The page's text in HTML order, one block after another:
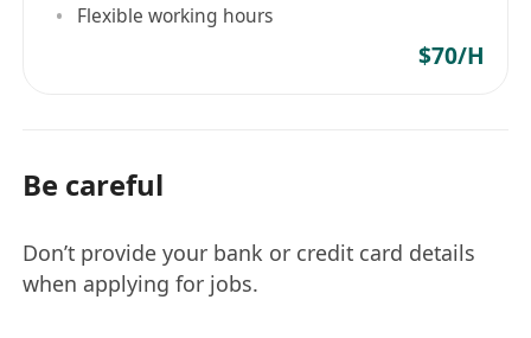
Flexible working hours
$70/H
Be careful
Don’t provide your bank or credit card details
when applying for jobs.